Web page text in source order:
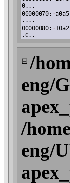
0...
00000070: ·a0a5
....
00000080: · 10a2
.0..
⊟ /
eng/
/
eng/